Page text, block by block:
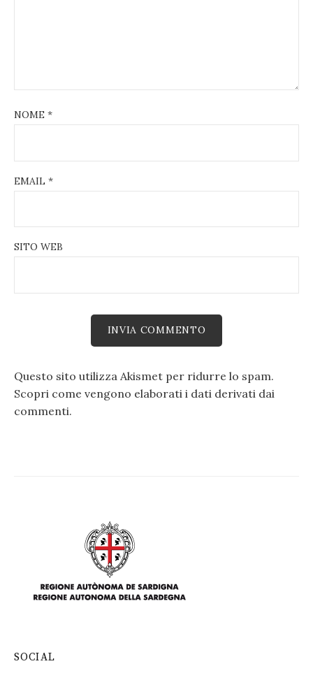
NOME *
EMAIL *
SITO WEB
Questo sito utilizza Akismet per ridurre lo spam.
Scopri come vengono elaborati i dati derivati dai
commenti.
SOCIAL